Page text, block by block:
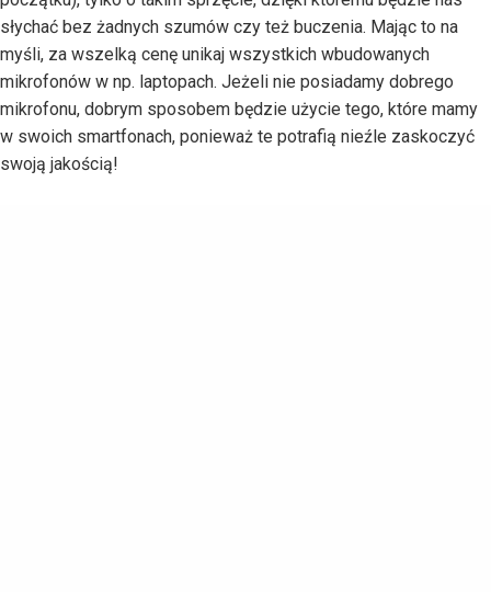
słychać bez żadnych szumów czy też buczenia. Mając to na
myśli, za wszelką cenę unikaj wszystkich wbudowanych
mikrofonów w np. laptopach. Jeżeli nie posiadamy dobrego
mikrofonu, dobrym sposobem będzie użycie tego, które mamy
w swoich smartfonach, ponieważ te potrafią nieźle zaskoczyć
swoją jakością!